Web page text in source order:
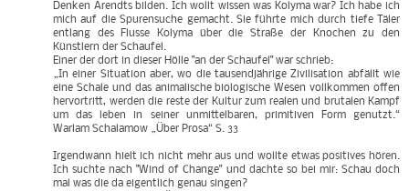
Denken Arendts bilden. Ich wollt wissen was Kolyma war? Ich habe ich
mich auf die Spurensuche gemacht. Sie führte mich durch tiefe Täler
entlang des Flusse Kolyma über die Straße der Knochen zu den
Künstlern der Schaufel.
Einer der dort in dieser Hölle "an der Schaufel" war schrieb:
„In einer Situation aber, wo die tausendjährige Zivilisation abfällt wie
eine Schale und das animalische biologische Wesen vollkommen offen
hervortritt, werden die reste der Kultur zum realen und brutalen Kampf
um das leben in seiner unmittelbaren, primitiven Form genutzt.“
Warlam Schalamow „Über Prosa“ S. 33
Irgendwann hielt ich nicht mehr aus und wollte etwas positives hören.
Ich suchte nach "Wind of Change" und dachte so bei mir: Schau doch
mal was die da eigentlich genau singen?